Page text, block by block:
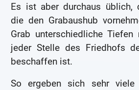
Es ist aber durchaus üblich,
die den Grabaushub
Grab unterschiedliche Tiefen
jeder Stelle des Friedhofs
beschaffen ist.
So ergeben sich sehr viele